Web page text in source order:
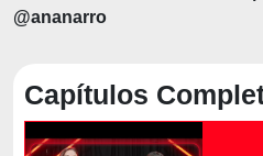
‪@ananarro‬
Capítulos